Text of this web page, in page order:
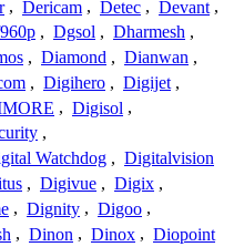
, Dericam , Detec , Devant ,
, Dgsol , Dharmesh ,
, Diamond , Dianwan ,
, Digihero , Digijet ,
, Digisol ,
,
Watchdog , Digitalvision
, Digivue , Digix ,
, Dignity , Digoo ,
, Dinon , Dinox , Diopoint